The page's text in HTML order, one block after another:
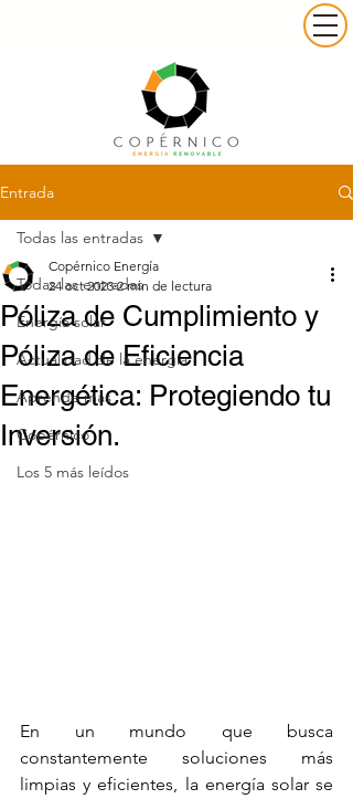
Entrada
Todas las entradas
Energía solar
Actualidad de la energía
Aprende más
Copérnico
Los 5 más leídos
Todas las entradas
Póliza de Cumplimiento y
Póliza de Eficiencia
Energética: Protegiendo tu
Inversión.
Copérnico Energía
24 oct 2023 2 min de lectura
En un mundo que busca
constantemente soluciones más
limpias y eficientes, la energía solar se